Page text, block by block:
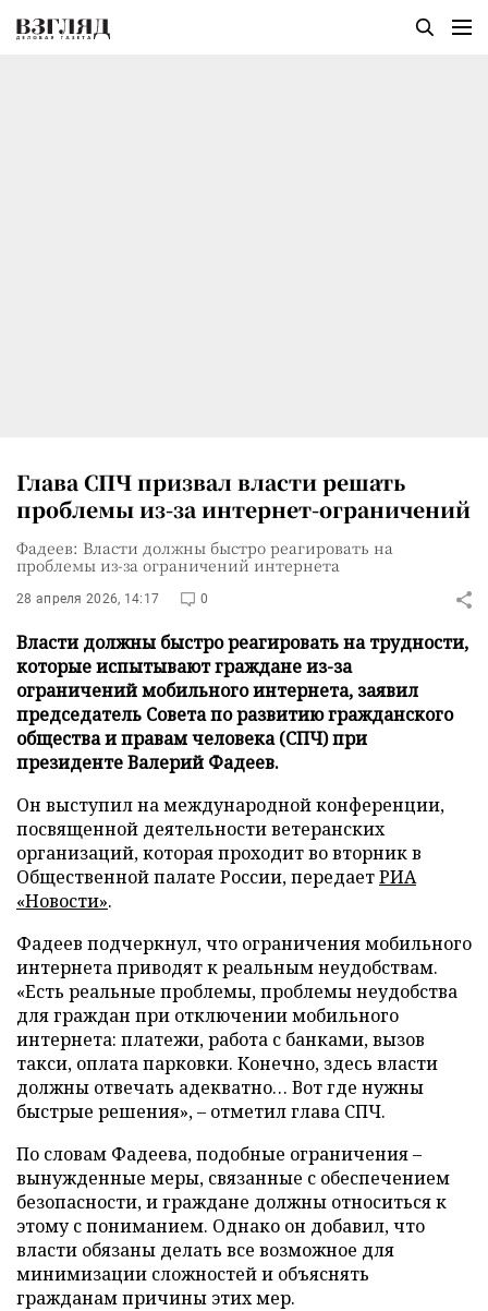
Глава СПЧ призвал власти решать
проблемы из-за интернет-ограничений
Фадеев: Власти должны быстро реагировать на
проблемы из-за ограничений интернета
28 апреля 2026, 14:17 0
Власти должны быстро реагировать на трудности,
которые испытывают граждане из-за
ограничений мобильного интернета, заявил
председатель Совета по развитию гражданского
общества и правам человека (СПЧ) при
президенте Валерий Фадеев.
Он выступил на международной конференции,
посвященной деятельности ветеранских
организаций, которая проходит во вторник в
Общественной палате России, передаетРИА
«Новости».
Фадеев подчеркнул, что ограничения мобильного
интернета приводят к реальным неудобствам.
«Есть реальные проблемы, проблемы неудобства
для граждан при отключении мобильного
интернета: платежи, работа с банками, вызов
такси, оплата парковки. Конечно, здесь власти
должны отвечать адекватно… Вот где нужны
быстрые решения», – отметил глава СПЧ.
По словам Фадеева, подобные ограничения –
вынужденные меры, связанные с обеспечением
безопасности, и граждане должны относиться к
этому с пониманием. Однако он добавил, что
власти обязаны делать все возможное для
минимизации сложностей и объяснять
гражданам причины этих мер.